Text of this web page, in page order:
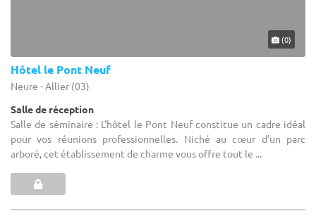
(0)
Hôtel le Pont Neuf
Neure - Allier (03)
Salle de réception
Salle de séminaire : L'hôtel le Pont Neuf constitue un cadre idéal
pour vos réunions professionnelles. Niché au cœur d'un parc
arboré, cet établissement de charme vous offre tout le ...